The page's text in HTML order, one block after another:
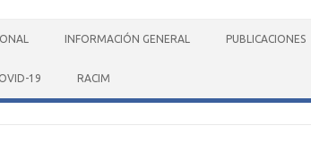
INFORMACIÓN GENERAL PUBLICACIONES
19 RACIM